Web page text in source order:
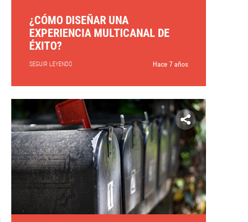
¿CÓMO DISEÑAR UNA
EXPERIENCIA MULTICANAL DE
ÉXITO?
SEGUIR LEYENDO Hace 7 años